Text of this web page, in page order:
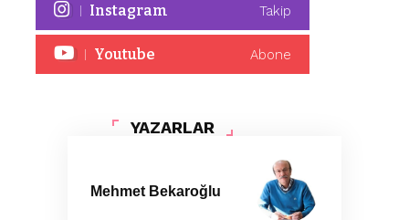
Instagram Takip
Youtube Abone
YAZARLAR
Mehmet Bekaroğlu